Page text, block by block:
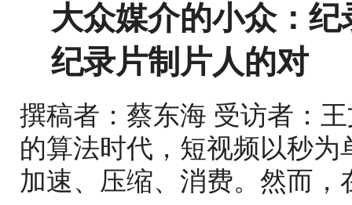
大众媒介的小众：
纪录片制片人的对
撰稿者：蔡东海 受访者：
的算法时代，短视频以秒
加速、压缩、消费。然而